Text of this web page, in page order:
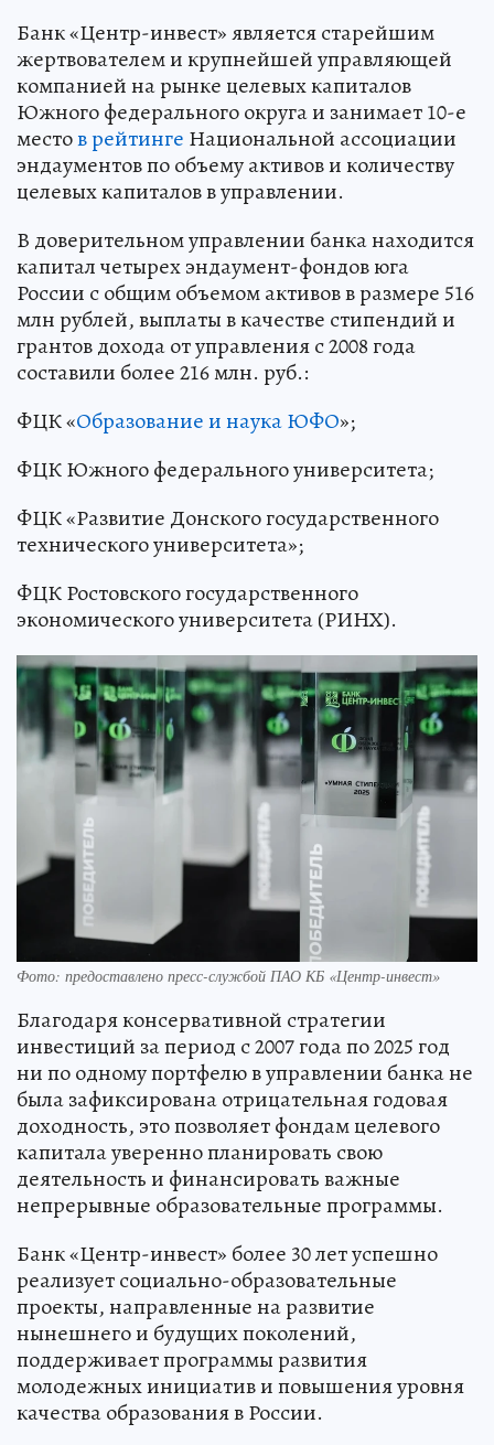
Банк «Центр-инвест» является старейшим
жертвователем и крупнейшей управляющей
компанией на рынке целевых капиталов
Южного федерального округа и занимает 10-е
местов рейтинге Национальной ассоциации
эндаументов по объему активов и количеству
целевых капиталов в управлении.
В доверительном управлении банка находится
капитал четырех эндаумент-фондов юга
России с общим объемом активов в размере 516
млн рублей, выплаты в качестве стипендий и
грантов дохода от управления с 2008 года
составили более 216 млн. руб.:
ФЦК «Образование и наука ЮФО»;
ФЦК Южного федерального университета;
ФЦК «Развитие Донского государственного
технического университета»;
ФЦК Ростовского государственного
экономического университета (РИНХ).
Фото: предоставлено пресс-службой ПАО КБ «Центр-инвест»
Благодаря консервативной стратегии
инвестиций за период с 2007 года по 2025 год
ни по одному портфелю в управлении банка не
была зафиксирована отрицательная годовая
доходность, это позволяет фондам целевого
капитала уверенно планировать свою
деятельность и финансировать важные
непрерывные образовательные программы.
Банк «Центр-инвест» более 30 лет успешно
реализует социально-образовательные
проекты, направленные на развитие
нынешнего и будущих поколений,
поддерживает программы развития
молодежных инициатив и повышения уровня
качества образования в России.